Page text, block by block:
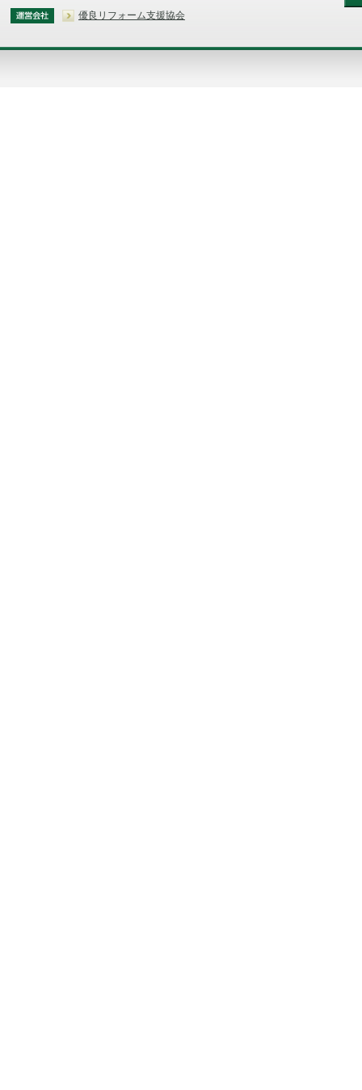
優良リフォーム支援協会